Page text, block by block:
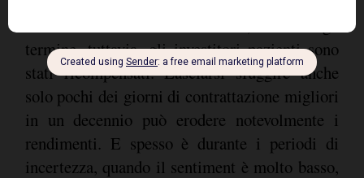
termine, tuttavia, gli investitori pazienti sono
stati ricompensati. Lasciarsi sfuggire anche
solo pochi dei giorni di contrattazione migliori
in un decennio può erodere notevolmente i
rendimenti. E spesso è durante i periodi di
incertezza, quando il sentiment è molto basso,